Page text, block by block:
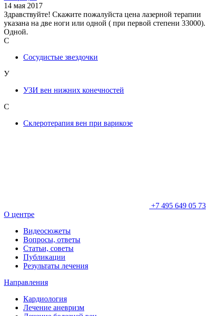
14 мая 2017
Здравствуйте! Скажите пожалуйста цена лазерной терапии
указана на две ноги или одной ( при первой степени 33000).
Одной.
С
Сосудистые звездочки
У
УЗИ вен нижних конечностей
С
Склеротерапия вен при варикозе
+7 495 649 05 73
О центре
Видеосюжеты
Вопросы, ответы
Статьи, советы
Публикации
Результаты лечения
Направления
Кардиология
Лечение аневризм